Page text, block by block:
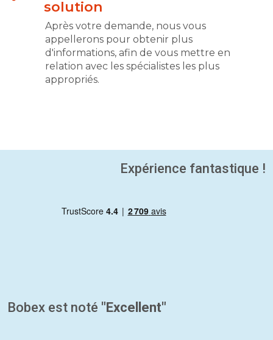
solution
Après votre demande, nous vous
appellerons pour obtenir plus
d'informations, afin de vous mettre en
relation avec les spécialistes les plus
appropriés.
Expérience fantastique !
Bobex est noté "Excellent"